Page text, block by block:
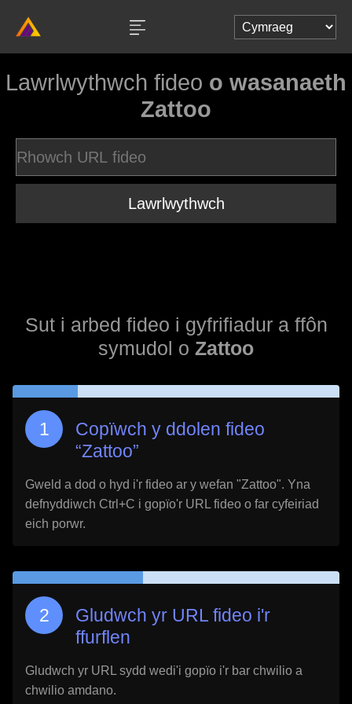
Lawrlwythwch fideo o wasanaeth
Zattoo
Lawrlwythwch
Sut i arbed fideo i gyfrifiadur a ffôn
symudol o Zattoo
Copïwch y ddolen fideo
“Zattoo”
Gweld a dod o hyd i'r fideo ar y wefan "Zattoo". Yna
defnyddiwch Ctrl+C i gopïo'r URL fideo o far cyfeiriad
eich porwr.
Gludwch yr URL fideo i'r
ffurflen
Gludwch yr URL sydd wedi'i gopïo i'r bar chwilio a
chwilio amdano.